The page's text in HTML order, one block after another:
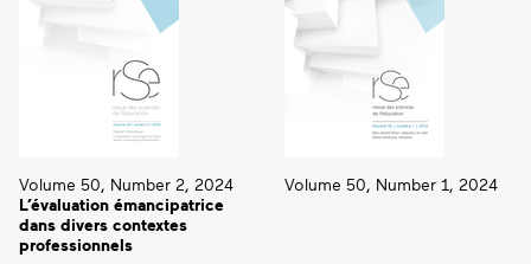
Volume 50, Number 2, 2024
L’évaluation émancipatrice
dans divers contextes
professionnels
Volume 50, Number 1, 2024